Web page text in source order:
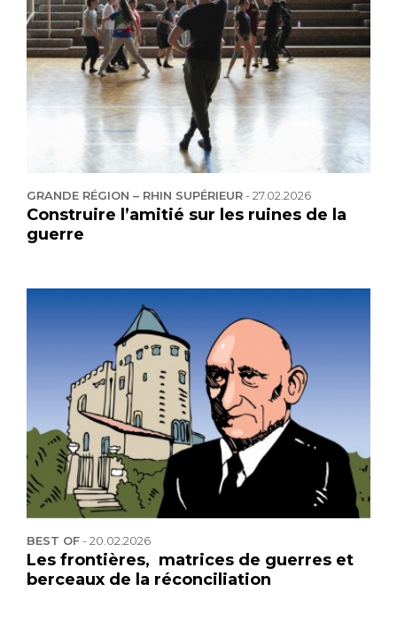
GRANDE RÉGION – RHIN SUPÉRIEUR-27.02.2026
Construire l’amitié sur les ruines de la
guerre
BEST OF-20.02.2026
Les frontières, matrices de guerres et
berceaux de la réconciliation